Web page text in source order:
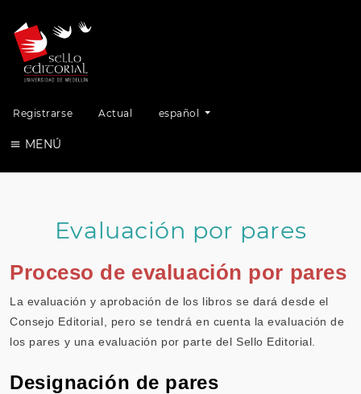
Registrarse Actual Cambiar el idioma. El idioma actual es:
español
MENÚ
Evaluación por pares
Proceso de evaluación por pares
La evaluación y aprobación de los libros se dará desde el
Consejo Editorial, pero se tendrá en cuenta la evaluación de
los pares y una evaluación por parte del Sello Editorial.
Designación de pares